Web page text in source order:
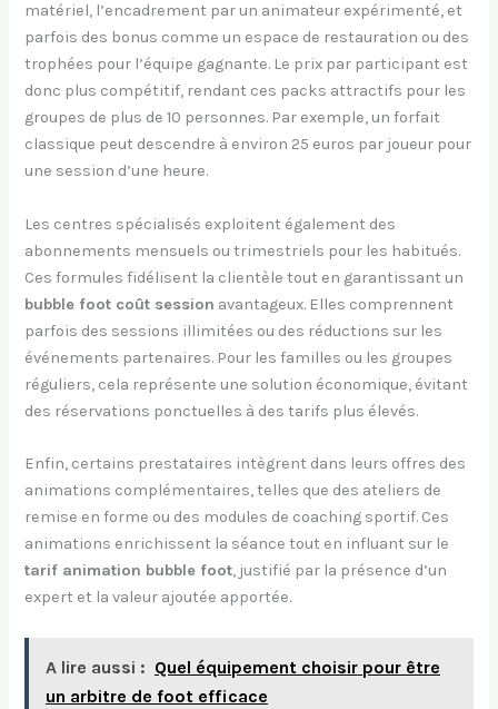
matériel, l’encadrement par un animateur expérimenté, et
parfois des bonus comme un espace de restauration ou des
trophées pour l’équipe gagnante. Le prix par participant est
donc plus compétitif, rendant ces packs attractifs pour les
groupes de plus de 10 personnes. Par exemple, un forfait
classique peut descendre à environ 25 euros par joueur pour
une session d’une heure.
Les centres spécialisés exploitent également des
abonnements mensuels ou trimestriels pour les habitués.
Ces formules fidélisent la clientèle tout en garantissant un
bubble foot coût session avantageux. Elles comprennent
parfois des sessions illimitées ou des réductions sur les
événements partenaires. Pour les familles ou les groupes
réguliers, cela représente une solution économique, évitant
des réservations ponctuelles à des tarifs plus élevés.
Enfin, certains prestataires intègrent dans leurs offres des
animations complémentaires, telles que des ateliers de
remise en forme ou des modules de coaching sportif. Ces
animations enrichissent la séance tout en influant sur le
tarif animation bubble foot, justifié par la présence d’un
expert et la valeur ajoutée apportée.
A lire aussi : Quel équipement choisir pour être
un arbitre de foot efficace